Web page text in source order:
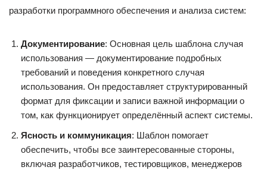
разработки программного обеспечения и анализа систем:
Документирование: Основная цель шаблона случая
использования — документирование подробных
требований и поведения конкретного случая
использования. Он предоставляет структурированный
формат для фиксации и записи важной информации о
том, как функционирует определённый аспект системы.
Ясность и коммуникация: Шаблон помогает
обеспечить, чтобы все заинтересованные стороны,
включая разработчиков, тестировщиков, менеджеров